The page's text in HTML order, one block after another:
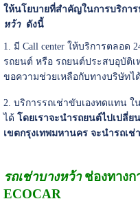
ให้นโยบายที่สำคัญในการบริกา
หว้า ดังนี้
1. มี Call center ให้บริการตลอ
รถยนต์ หรือ รถยนต์ประสบอุบัติเ
ขอความช่วยเหลือกับทางบริษัทไ
2. บริการรถเช่าขับเองทดแทน
ได้ โดยเราจะนำรถยนต์ไปเปลี่
เขตกรุงเทพมหานคร จะนำรถเ
รถเช่าบางหว้าช่องทางก
ECOCAR